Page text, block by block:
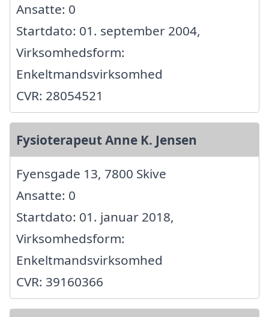
Ansatte: 0
Startdato: 01. september 2004,
Virksomhedsform:
Enkeltmandsvirksomhed
CVR: 28054521
Fysioterapeut Anne K. Jensen
Fyensgade 13, 7800 Skive
Ansatte: 0
Startdato: 01. januar 2018,
Virksomhedsform:
Enkeltmandsvirksomhed
CVR: 39160366